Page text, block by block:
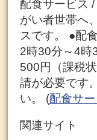
配食サービス
がい者世帯へ
スです。 ●配
2時30分～4時
500円（課税
請が必要です
い。 (配食サ
関連サイト